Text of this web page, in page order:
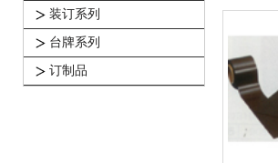
装订系列
台牌系列
订制品